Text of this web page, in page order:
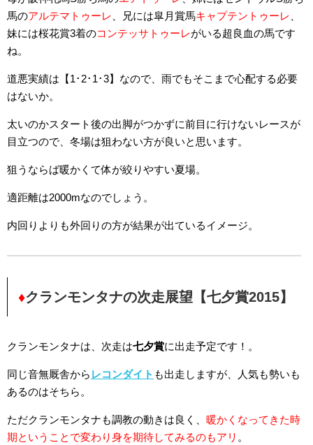
馬のアルテマトゥーレ 、兄には皐月賞馬キャプテントゥーレ
妹には桜花賞3着のコンテッサトゥーレがいる超良血の馬です
ね。
道悪実績は【1･2･1･3】なので、雨でもそこまで心配する必要
はないか。
太いのかスタート後の出脚がつかずに前目に行けないレースが
目立つので、冬場は狙わない方が良いと思います。
狙うならば暖かくて体が絞りやすい夏場。
適距離は2000mなのでしょう。
内回りよりも外回りの方が結果が出ているイメージ。
♦クランモンタナの次走展望【七夕賞2015】
クランモンタナは、次走は七夕賞に出走予定です！。
同じ音無厩舎から レコンダイト も出走しますが、人気も勢いも
あるのはそちら。
ただクランモンタナも調教の動きは良く、 暖かくなってきた時
期ということで変わり身を期待してみるのもアリ 。